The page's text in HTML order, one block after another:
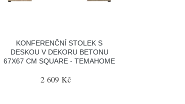
KONFERENČNÍ STOLEK S
DESKOU V DEKORU BETONU
67X67 CM SQUARE - TEMAHOME
2 609 Kč